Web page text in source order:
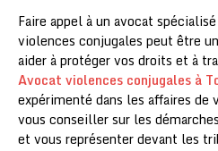
Faire appel à un avocat
violences conjugales peut être
aider à protéger vos droits et à
Avocat violences conjugales à
expérimenté dans les affaires de
vous conseiller sur les
et vous représenter devant les